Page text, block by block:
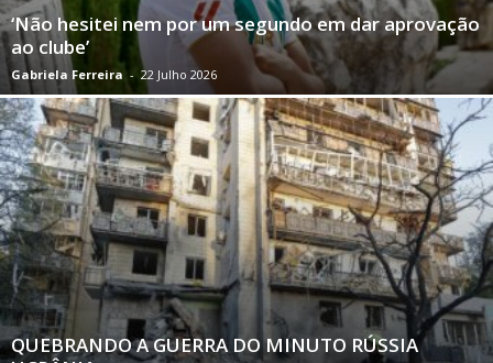
‘Não hesitei nem por um segundo em dar aprovação
ao clube’
Gabriela Ferreira - 22 Julho 2026
QUEBRANDO A GUERRA DO MINUTO RÚSSIA